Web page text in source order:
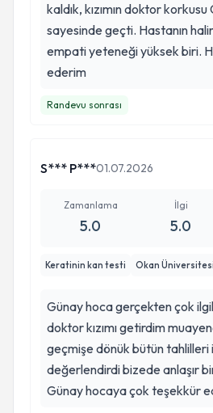
kaldık, kızımın doktor korkusu
sayesinde geçti. Hastanın
empati yeteneği yüksek biri.
ederim
Randevu sonrası
S*** P***01.07.2026
Zamanlama
5.0
İlgi
5.0
Keratinin kan testi Okan
Günay hoca gerçekten çok
doktor kızımı getirdim
geçmişe dönük bütün tahlilleri
değerlendirdi bizede anlaşır bir dille bilgi verdi
Günay hocaya çok teşekkür